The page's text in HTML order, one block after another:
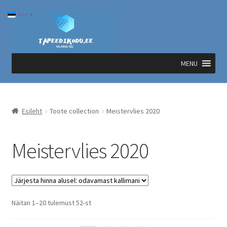
Liigu
navigeerimisele
Liigu
MENU
Esileht Toote collection Meistervlies 2020
Meistervlies 2020
Näitan 1–20 tulemust 52-stSorted
price:
Eesti ▼